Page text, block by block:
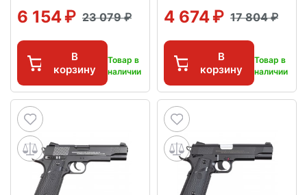
6 154 23 079
В
корзину
Товар в
наличии
4 674 17 804
В
корзину
Товар в
наличии